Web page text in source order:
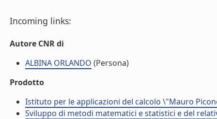
Incoming links:
Autore CNR di
ALBINA ORLANDO (Persona)
Prodotto
Istituto per le applicazioni del calcolo \"Mauro
Sviluppo di metodi matematici e statistici e del